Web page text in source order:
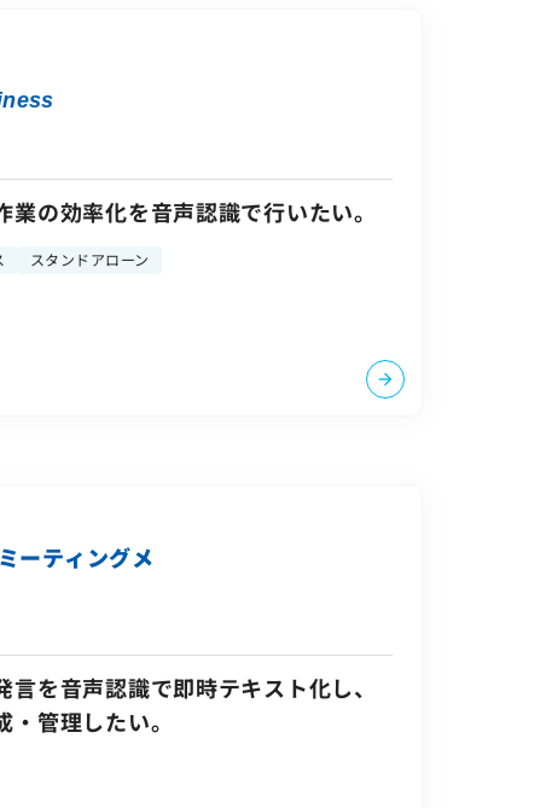
業の効率化を音声認識で行いたい。
スタンドアローン
ーティングメ
を音声認識で即時テキスト化し、
管理したい。